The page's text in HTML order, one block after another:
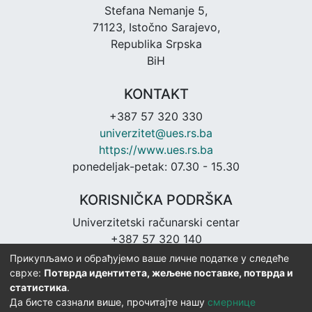
Stefana Nemanje 5,
71123, Istočno Sarajevo,
Republika Srpska
BiH
KONTAKT
+387 57 320 330
univerzitet@ues.rs.ba
https://www.ues.rs.ba
ponedeljak-petak: 07.30 - 15.30
KORISNIČKA PODRŠKA
Univerzitetski računarski centar
+387 57 320 140
urc@ues.rs.ba
https://urc.ues.rs.ba
Прикупљамо и обрађујемо ваше личне податке у следеће
сврхе: Потврда идентитета, жељене поставке, потврда и
статистика.
Да бисте сазнали више, прочитајте нашу смернице